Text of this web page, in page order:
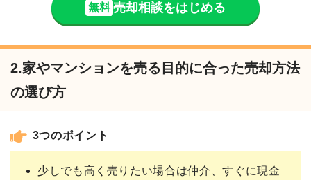
無料 売却相談をはじめる
2.家やマンションを売る目的に合った売却方法
の選び方
3つのポイント
少しでも高く売りたい場合は仲介、すぐに現金